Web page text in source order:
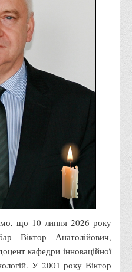
розвитку
процесу та інноваційного
(TISC)
що 10 липня 2026 року
Віктор Анатолійович,
кафедри інноваційної
У 2001 року Віктор